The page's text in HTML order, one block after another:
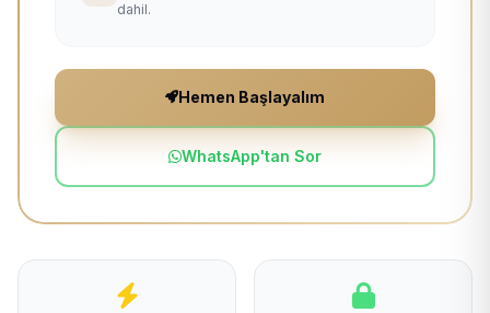
dahil.
Hemen Başlayalım
WhatsApp'tan Sor